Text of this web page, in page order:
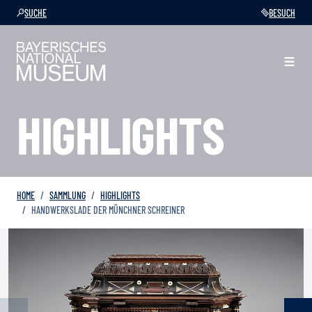
SUCHE BESUCH
HIGHLIGHTS
HOME SAMMLUNG
HIGHLIGHTS
HANDWERKSLADE DER MÜNCHNER SCHREINER